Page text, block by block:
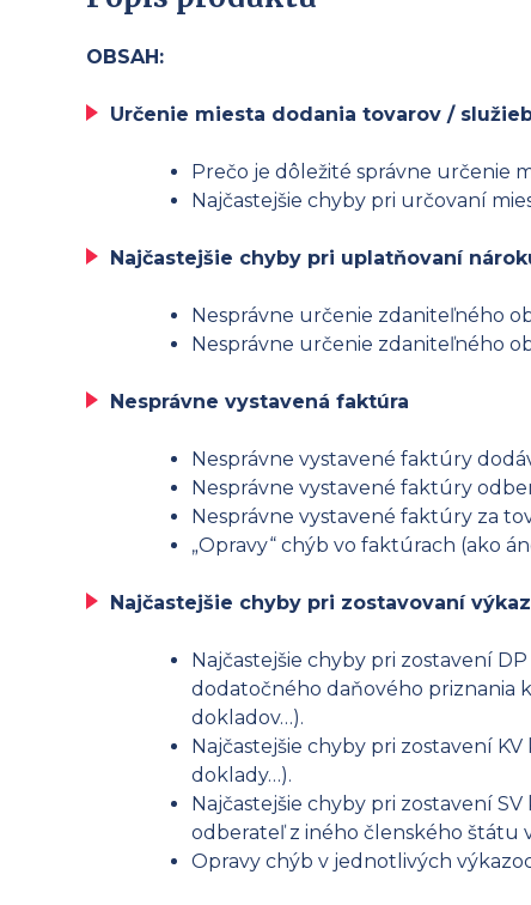
OBSAH:
Určenie miesta dodania tovarov /
Prečo je dôležité správne určenie
Najčastejšie chyby pri určovaní
Najčastejšie chyby pri uplatňovaní
Nesprávne určenie zdaniteľného
Nesprávne určenie zdaniteľného
Nesprávne vystavená faktúra
Nesprávne vystavené faktúry
Nesprávne vystavené faktúry
Nesprávne vystavené faktúry za
„Opravy“ chýb vo faktúrach (ako
Najčastejšie chyby pri zostavovaní
Najčastejšie chyby pri zostavení
dodatočného daňového priznania
dokladov…).
Najčastejšie chyby pri zostavení
doklady…).
Najčastejšie chyby pri zostavení
odberateľ z iného členského štátu
Opravy chýb v jednotlivých